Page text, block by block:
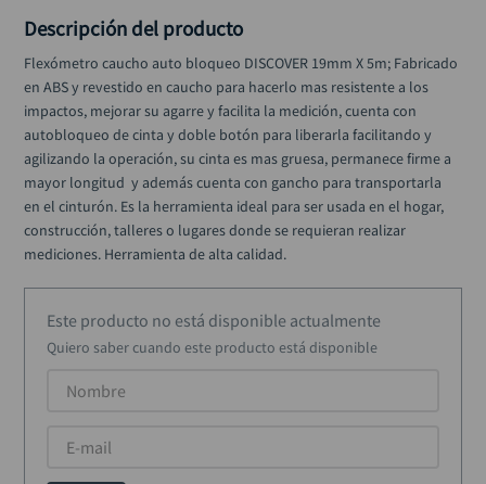
Descripción del producto
Flexómetro caucho auto bloqueo DISCOVER 19mm X 5m; Fabricado
en ABS y revestido en caucho para hacerlo mas resistente a los
impactos, mejorar su agarre y facilita la medición, cuenta con
autobloqueo de cinta y doble botón para liberarla facilitando y
agilizando la operación, su cinta es mas gruesa, permanece firme a
mayor longitud  y además cuenta con gancho para transportarla
en el cinturón. Es la herramienta ideal para ser usada en el hogar,
construcción, talleres o lugares donde se requieran realizar
mediciones. Herramienta de alta calidad.
Este producto no está disponible actualmente
Quiero saber cuando este producto está disponible
taladro inalámbrico
llave impacto